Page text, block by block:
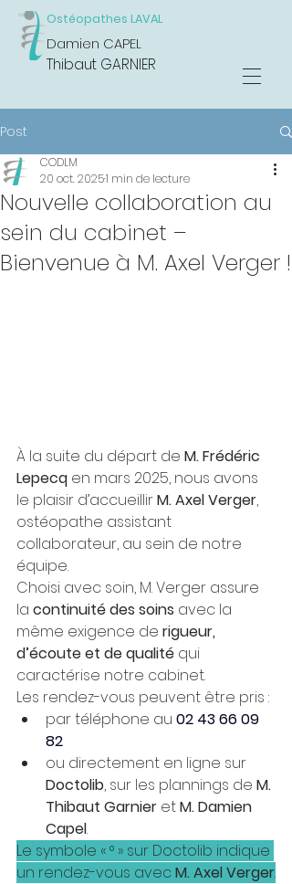
Ostéopathes LAVAL
Damien CAPEL
Thibaut GARNIER
Post
Nouvelle collaboration au
sein du cabinet –
Bienvenue à M. Axel Verger !
CODLM
20 oct. 20251 min de lecture
À la suite du départ de M. Frédéric
Lepecq en mars 2025, nous avons
le plaisir d’accueillir M. Axel Verger,
ostéopathe assistant
collaborateur, au sein de notre
équipe.
Choisi avec soin, M. Verger assure
la continuité des soins avec la
même exigence de rigueur,
d’écoute et de qualité qui
caractérise notre cabinet.
Les rendez-vous peuvent être pris :
par téléphone au 02 43 66 09
82
ou directement en ligne sur
Doctolib, sur les plannings de M.
Thibaut Garnier et M. Damien
Capel.
Le symbole « ° » sur Doctolib indique
un rendez-vous avec M. Axel Verger.